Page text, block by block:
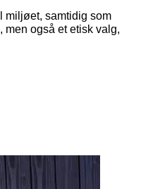
miljøet, samtidig som
men også et etisk valg,